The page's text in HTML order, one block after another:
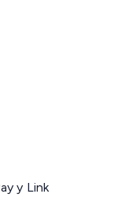
y Link